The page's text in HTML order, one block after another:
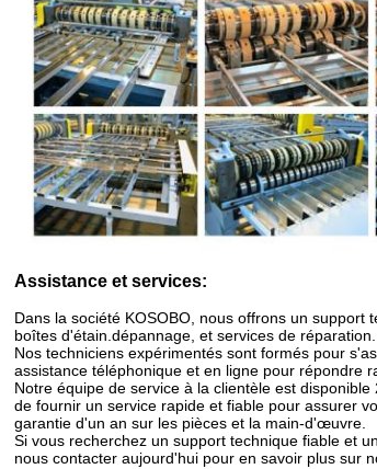
Assistance et services:
Dans la société KOSOBO, nous offrons un
boîtes d'étain.dépannage, et services de réparation.
Nos techniciens expérimentés sont formés pour
assistance téléphonique et en ligne pour répondre
Notre équipe de service à la clientèle est
de fournir un service rapide et fiable pour assurer
garantie d'un an sur les pièces et la main-d'œuvre.
Si vous recherchez un support technique fiable et
nous contacter aujourd'hui pour en savoir plus sur